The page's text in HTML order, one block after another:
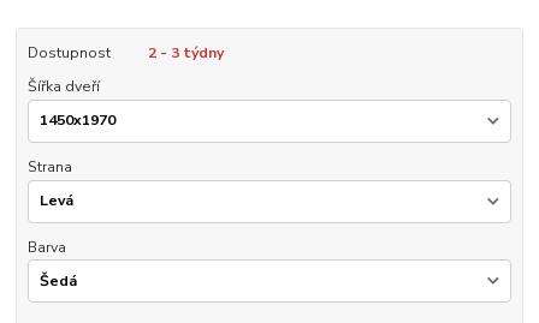
Dostupnost
2 - 3 týdny
Šířka dveří
Strana
Barva